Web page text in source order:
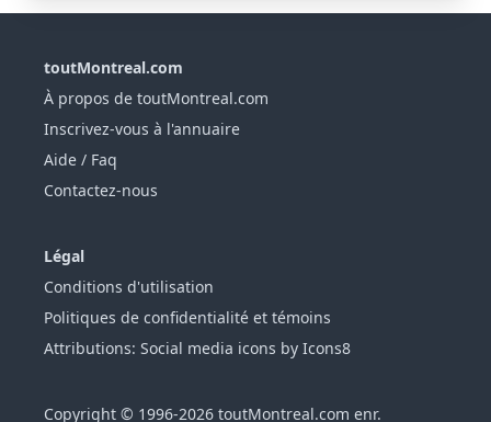
toutMontreal.com
À propos de toutMontreal.com
Inscrivez-vous à l'annuaire
Aide / Faq
Contactez-nous
Légal
Conditions d'utilisation
Politiques de confidentialité et témoins
Attributions: Social media icons by Icons8
Copyright © 1996-2026 toutMontreal.com enr.